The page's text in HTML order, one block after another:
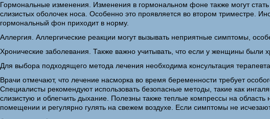
Гормональные изменения. Изменения в гормональном фоне также могут
слизистых оболочек носа. Особенно это проявляется во втором триместре.
гормональный фон приходит в норму.
Аллергия. Аллергические реакции могут вызывать неприятные симптомы,
Хронические заболевания. Также важно учитывать, что если у женщины были
Для выбора подходящего метода лечения необходима консультация терапевта.
Врачи отмечают, что лечение насморка во время беременности требует
Специалисты рекомендуют использовать безопасные методы, такие как
слизистую и облегчить дыхание. Полезны также теплые компрессы на
помещении и регулярно гулять на свежем воздухе. Если симптомы не